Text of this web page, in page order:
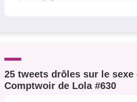
25 tweets drôles sur le sexe
Comptwoir de Lola #630